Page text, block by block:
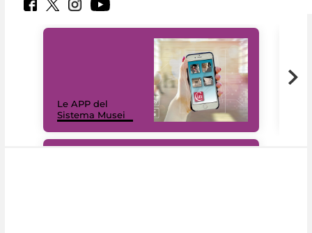
Le APP del
Sistema Musei